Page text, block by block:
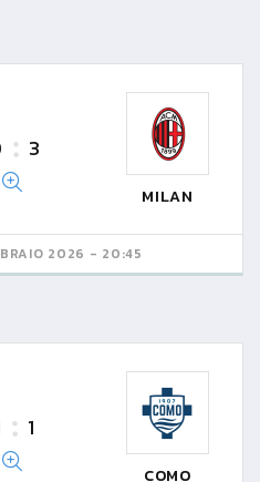
3
MILAN
2026 - 20:45
1
COMO